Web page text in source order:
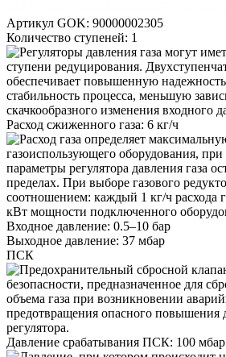
Артикул GOK: 90000002305
Количество ступеней: 1
Расход сжиженного газа: 6 кг/ч
Входное давление: 0.5–10 бар
Выходное давление: 37 мбар
ПСК
Давление срабатывания ПСК: 100 мбар